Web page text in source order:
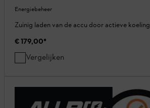
Energiebeheer
Zuinig laden van de accu door actieve koeling
€ 179,00*
Vergelijken